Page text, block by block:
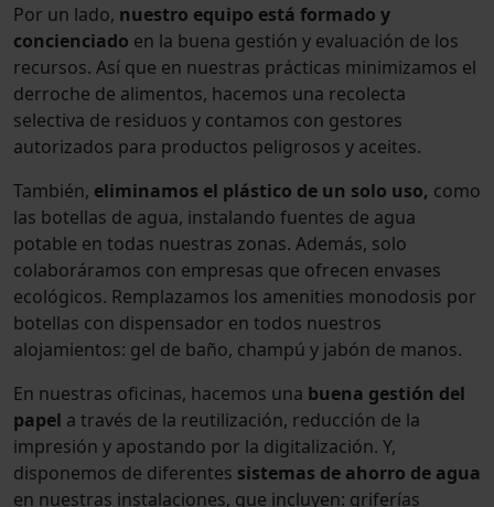
Por un lado, nuestro equipo está formado y
concienciado en la buena gestión y evaluación de los
recursos. Así que en nuestras prácticas minimizamos el
derroche de alimentos, hacemos una recolecta
selectiva de residuos y contamos con gestores
autorizados para productos peligrosos y aceites.
También, eliminamos el plástico de un solo uso, como
las botellas de agua, instalando fuentes de agua
potable en todas nuestras zonas. Además, solo
colaboráramos con empresas que ofrecen envases
ecológicos. Remplazamos los amenities monodosis por
botellas con dispensador en todos nuestros
alojamientos: gel de baño, champú y jabón de manos.
En nuestras oficinas, hacemos una buena gestión del
papel a través de la reutilización, reducción de la
impresión y apostando por la digitalización. Y,
disponemos de diferentes sistemas de ahorro de agua
en nuestras instalaciones, que incluyen: griferías